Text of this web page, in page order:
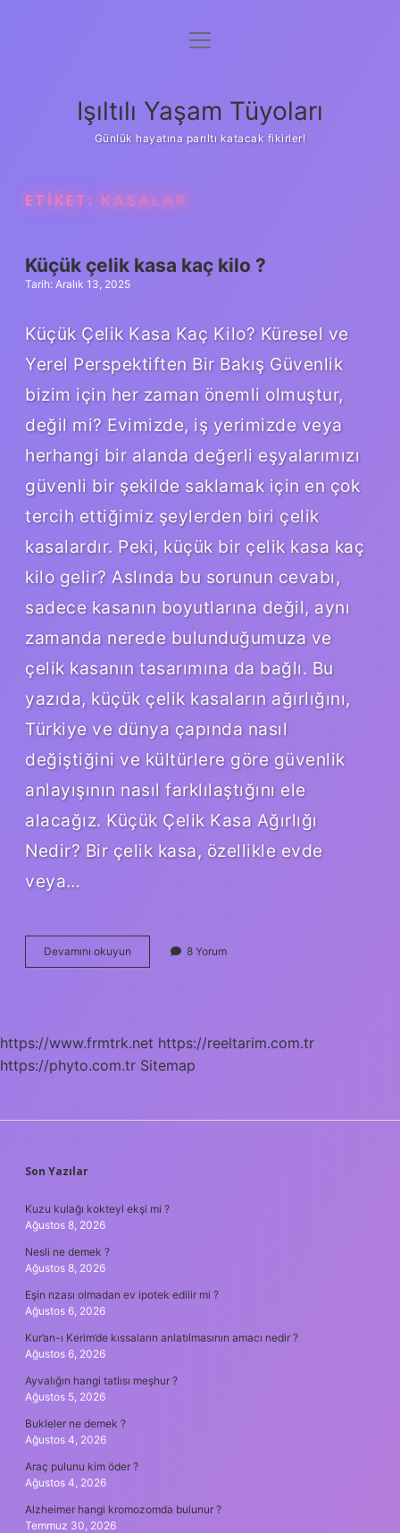
Anasayfa
Yasal Uyarı
menüyü
Işıltılı Yaşam Tüyoları
Günlük hayatına parıltı katacak fikirler!
ETIKET: KASALAR
Küçük çelik kasa kaç kilo ?
Tarih: Aralık 13, 2025
Küçük Çelik Kasa Kaç Kilo? Küresel ve
Yerel Perspektiften Bir Bakış Güvenlik
bizim için her zaman önemli olmuştur,
değil mi? Evimizde, iş yerimizde veya
herhangi bir alanda değerli eşyalarımızı
güvenli bir şekilde saklamak için en çok
tercih ettiğimiz şeylerden biri çelik
kasalardır. Peki, küçük bir çelik kasa kaç
kilo gelir? Aslında bu sorunun cevabı,
sadece kasanın boyutlarına değil, aynı
zamanda nerede bulunduğumuza ve
çelik kasanın tasarımına da bağlı. Bu
yazıda, küçük çelik kasaların ağırlığını,
Türkiye ve dünya çapında nasıl
değiştiğini ve kültürlere göre güvenlik
anlayışının nasıl farklılaştığını ele
alacağız. Küçük Çelik Kasa Ağırlığı
Nedir? Bir çelik kasa, özellikle evde
veya…
Devamını okuyun
çelik
8 Yorum
https://www.frmtrk.net https://reeltarim.com.tr
https://phyto.com.tr Sitemap
SIDEBAR
Son Yazılar
Kuzu kulağı kokteyl ekşi mi ?
Ağustos 8, 2026
Nesli ne demek ?
Ağustos 8, 2026
Eşin rızası olmadan ev ipotek edilir mi ?
Ağustos 6, 2026
Kur’an-ı Kerim’de kıssaların anlatılmasının amacı nedir ?
Ağustos 6, 2026
Ayvalığın hangi tatlısı meşhur ?
Ağustos 5, 2026
Bukleler ne demek ?
Ağustos 4, 2026
Araç pulunu kim öder ?
Ağustos 4, 2026
Alzheimer hangi kromozomda bulunur ?
Temmuz 30, 2026